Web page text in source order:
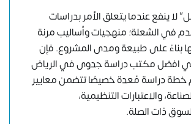
لا ينفع عندما يتعلق الأمر بدراسات
في الشعلة؛ منهجيات وأساليب مرنة
بناءً على طبيعة ومدى المشروع. فإن
في افضل مكتب دراسة جدوى في الرياض
خطة دراسة مُعدة خصيصًا تتضمن معايير
والاعتبارات التنظيمية،
ذات الصلة.